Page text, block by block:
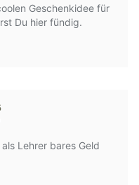
Geschenkidee für
Du hier fündig.
Lehrer bares Geld